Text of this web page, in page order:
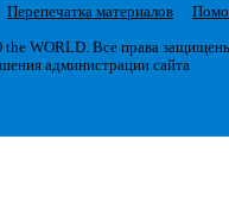
Перепечатка материалов
WORLD. Все права
администрации сайта